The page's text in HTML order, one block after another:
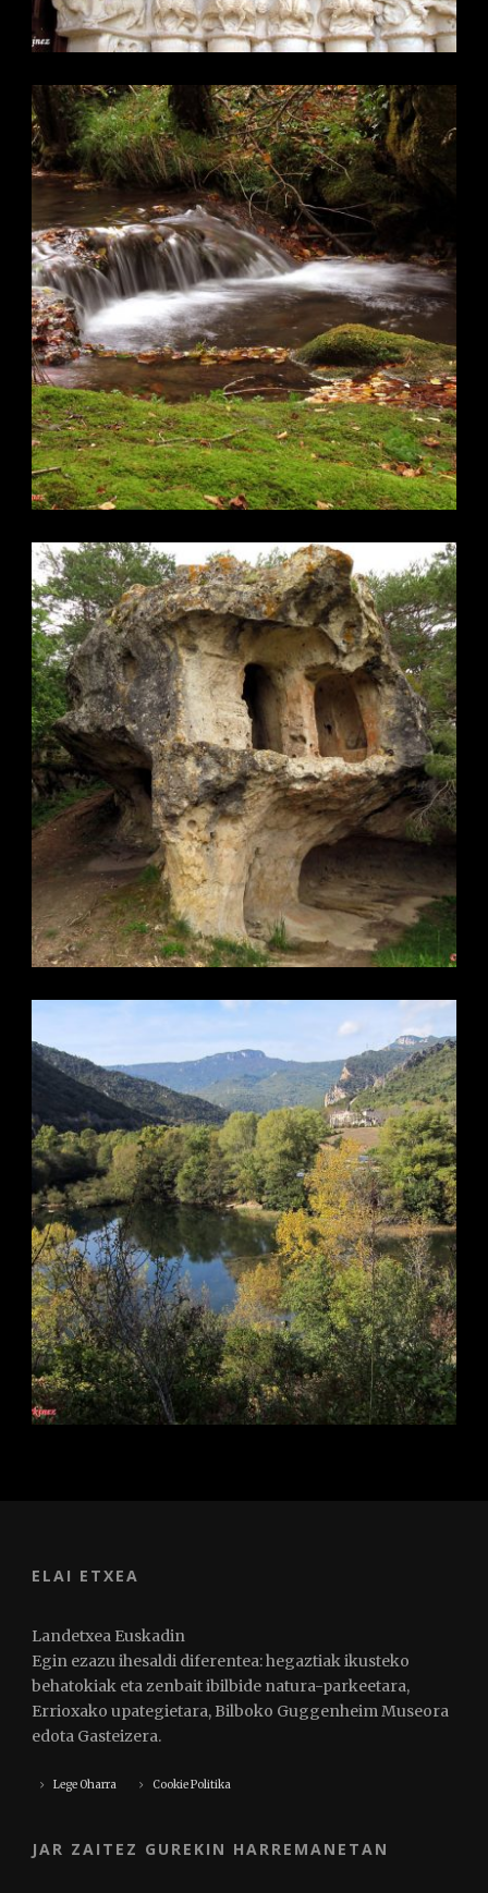
ELAI ETXEA
Landetxea Euskadin
Egin ezazu ihesaldi diferentea: hegaztiak ikusteko
behatokiak eta zenbait ibilbide natura-parkeetara,
Errioxako upategietara, Bilboko Guggenheim Museora
edota Gasteizera.
Lege Oharra Cookie Politika
JAR ZAITEZ GUREKIN HARREMANETAN